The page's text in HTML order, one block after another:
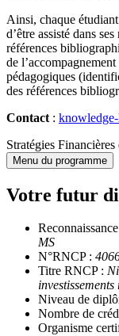
Ainsi, chaque
d’être assisté dans
références
de
pédagogiques
des références
Contact :
Stratégies
Menu du programme
Votre futur
MS
N°RNCP :
Titre RNCP :
Niveau de
Nombre de
Organisme